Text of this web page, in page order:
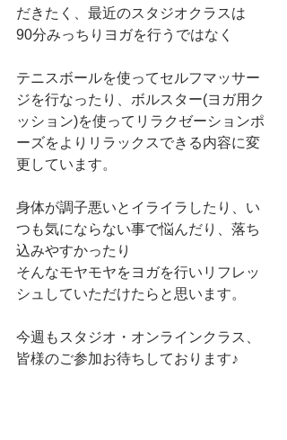
だきたく、最近のスタジオクラスは
90分みっちりヨガを行うではなく
テニスボールを使ってセルフマッサー
ジを行なったり、ボルスター(ヨガ用ク
ッション)を使ってリラクゼーションポ
ーズをよりリラックスできる内容に変
更しています。
身体が調子悪いとイライラしたり、い
つも気にならない事で悩んだり、落ち
込みやすかったり
そんなモヤモヤをヨガを行いリフレッ
シュしていただけたらと思います。
今週もスタジオ・オンラインクラス、
皆様のご参加お待ちしております♪